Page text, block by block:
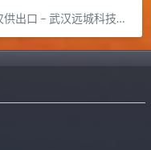
武汉远城科技发展有限公司